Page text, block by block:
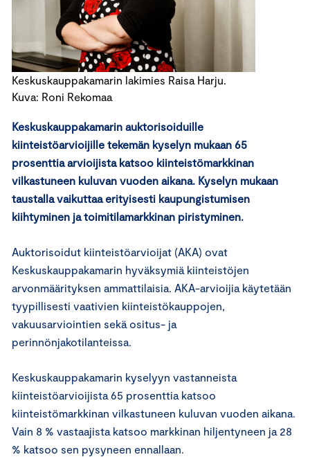
Keskuskauppakamarin lakimies Raisa Harju.
Kuva: Roni Rekomaa
Keskuskauppakamarin auktorisoiduille
kiinteistöarvioijille tekemän kyselyn mukaan 65
prosenttia arvioijista katsoo kiinteistömarkkinan
vilkastuneen kuluvan vuoden aikana. Kyselyn mukaan
taustalla vaikuttaa erityisesti kaupungistumisen
kiihtyminen ja toimitilamarkkinan piristyminen.
Auktorisoidut kiinteistöarvioijat (AKA) ovat
Keskuskauppakamarin hyväksymiä kiinteistöjen
arvonmäärityksen ammattilaisia. AKA-arvioijia käytetään
tyypillisesti vaativien kiinteistökauppojen,
vakuusarviointien sekä ositus- ja
perinnönjakotilanteissa.
Keskuskauppakamarin kyselyyn vastanneista
kiinteistöarvioijista 65 prosenttia katsoo
kiinteistömarkkinan vilkastuneen kuluvan vuoden aikana.
Vain 8 % vastaajista katsoo markkinan hiljentyneen ja 28
% katsoo sen pysyneen ennallaan.